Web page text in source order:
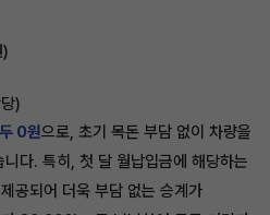
)
0원으로, 초기 목돈 부담 없이 차량을
다. 특히, 첫 달 월납입금에 해당하는
공되어 더욱 부담 없는 승계가